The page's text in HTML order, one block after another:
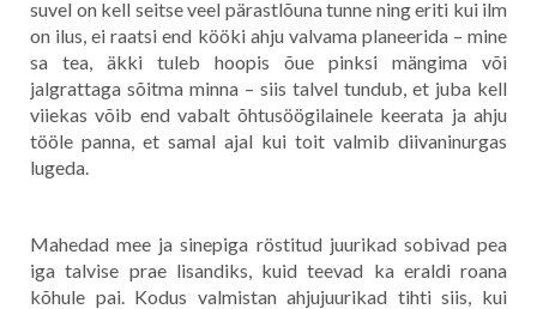
suvel on kell seitse veel pärastlõuna tunne ning eriti kui ilm
on ilus, ei raatsi end kööki ahju valvama planeerida – mine
sa tea, äkki tuleb hoopis õue pinksi mängima või
jalgrattaga sõitma minna – siis talvel tundub, et juba kell
viiekas võib end vabalt õhtusöögilainele keerata ja ahju
tööle panna, et samal ajal kui toit valmib diivaninurgas
lugeda.
Mahedad mee ja sinepiga röstitud juurikad sobivad pea
iga talvise prae lisandiks, kuid teevad ka eraldi roana
kõhule pai. Kodus valmistan ahjujuurikad tihti siis , kui